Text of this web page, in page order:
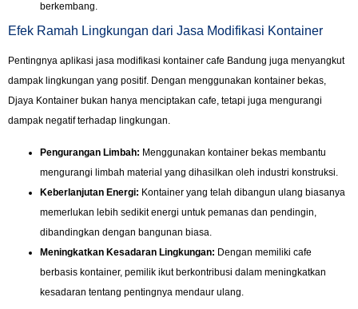
berkembang.
Efek Ramah Lingkungan dari Jasa Modifikasi Kontainer
Pentingnya aplikasi jasa modifikasi kontainer cafe Bandung juga menyangkut
dampak lingkungan yang positif. Dengan menggunakan kontainer bekas,
Djaya Kontainer bukan hanya menciptakan cafe, tetapi juga mengurangi
dampak negatif terhadap lingkungan.
Pengurangan Limbah: Menggunakan kontainer bekas membantu
mengurangi limbah material yang dihasilkan oleh industri konstruksi.
Keberlanjutan Energi: Kontainer yang telah dibangun ulang biasanya
memerlukan lebih sedikit energi untuk pemanas dan pendingin,
dibandingkan dengan bangunan biasa.
Meningkatkan Kesadaran Lingkungan: Dengan memiliki cafe
berbasis kontainer, pemilik ikut berkontribusi dalam meningkatkan
kesadaran tentang pentingnya mendaur ulang.